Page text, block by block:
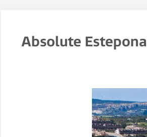
Absolute Estepona